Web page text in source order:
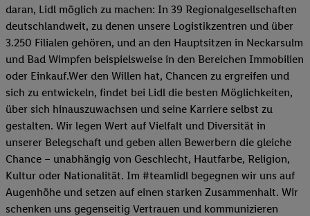
daran, Lidl möglich zu machen: In 39 Regionalgesellschaften
deutschlandweit, zu denen unsere Logistikzentren und über
3.250 Filialen gehören, und an den Hauptsitzen in Neckarsulm
und Bad Wimpfen beispielsweise in den Bereichen Immobilien
oder Einkauf.Wer den Willen hat, Chancen zu ergreifen und
sich zu entwickeln, findet bei Lidl die besten Möglichkeiten,
über sich hinauszuwachsen und seine Karriere selbst zu
gestalten. Wir legen Wert auf Vielfalt und Diversität in
unserer Belegschaft und geben allen Bewerbern die gleiche
Chance – unabhängig von Geschlecht, Hautfarbe, Religion,
Kultur oder Nationalität. Im #teamlidl begegnen wir uns auf
Augenhöhe und setzen auf einen starken Zusammenhalt. Wir
schenken uns gegenseitig Vertrauen und kommunizieren